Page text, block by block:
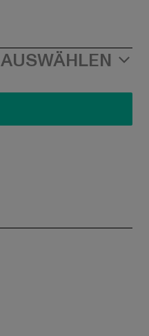
AUSWÄHLEN